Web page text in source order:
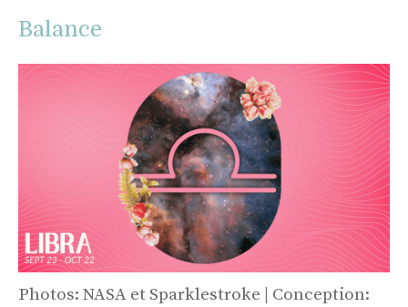
Balance
Photos: NASA et Sparklestroke | Conception: